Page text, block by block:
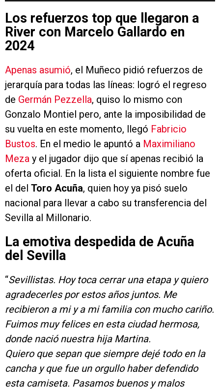
Los refuerzos top que llegaron a
River con Marcelo Gallardo en
2024
Apenas asumió, el Muñeco pidió refuerzos de
jerarquía para todas las líneas: logró el regreso
de Germán Pezzella, quiso lo mismo con
Gonzalo Montiel pero, ante la imposibilidad de
su vuelta en este momento, llegó Fabricio
Bustos. En el medio le apuntó a Maximiliano
Meza y el jugador dijo que sí apenas recibió la
oferta oficial. En la lista el siguiente nombre fue
el del Toro Acuña, quien hoy ya pisó suelo
nacional para llevar a cabo su transferencia del
Sevilla al Millonario.
La emotiva despedida de Acuña
del Sevilla
“Sevillistas. Hoy toca cerrar una etapa y quiero
agradecerles por estos años juntos. Me
recibieron a mi y a mi familia con mucho cariño.
Fuimos muy felices en esta ciudad hermosa,
donde nació nuestra hija Martina.
Quiero que sepan que siempre dejé todo en la
cancha y que fue un orgullo haber defendido
esta camiseta. Pasamos buenos y malos